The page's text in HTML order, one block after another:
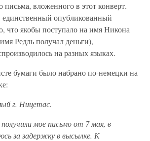
письма, вложенного в этот конверт.
единственный опубликованный
что якобы поступало на имя Никона
Редль получал деньги),
на разных языках.
бумаги было набрано по-немецки на
г. Ницетас.
мое письмо от 7 мая, в
за задержку в высылке. К